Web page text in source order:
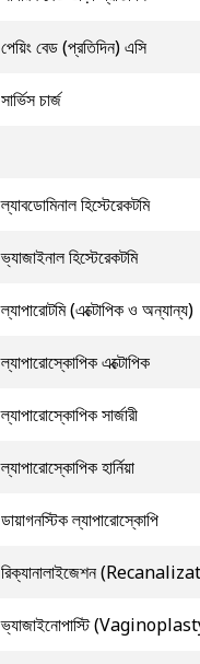
পেয়িং বেড (প্রতিদিন) এসি
সার্ভিস চার্জ
ল্যাবডোমিনাল হিস্টেরেকটমি
ভ্যাজাইনাল হিস্টেরেকটমি
ল্যাপারোটমি (এক্টোপিক ও অন্যান্য)
ল্যাপারোস্কোপিক এক্টোপিক
ল্যাপারোস্কোপিক সার্জারী
ল্যাপারোস্কোপিক হার্নিয়া
ডায়াগনস্টিক ল্যাপারোস্কোপি
রিক্যানালাইজেশন
ভ্যাজাইনোপাস্টি